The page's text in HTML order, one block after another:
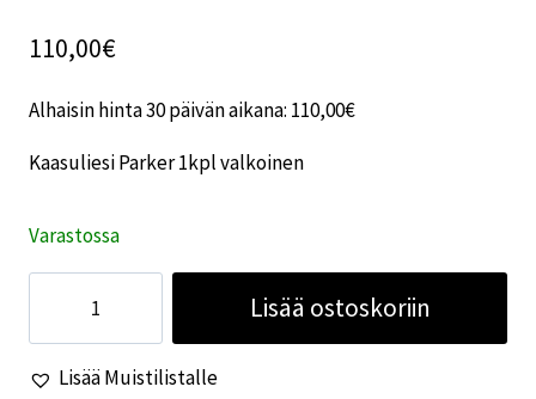
110,00€
Alhaisin hinta 30 päivän aikana: 110,00€
Kaasuliesi Parker 1kpl valkoinen
Varastossa
1kpl
valkoinen
Lisää ostoskoriin
Lisää Muistilistalle